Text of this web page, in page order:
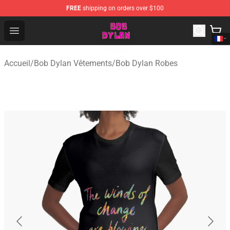
FREE shipping on orders over $100
Open menu
Bob Dylan Store - Official Bob Dylan Merchandise Shop
Accueil/Bob Dylan Vêtements/Bob Dylan Robes